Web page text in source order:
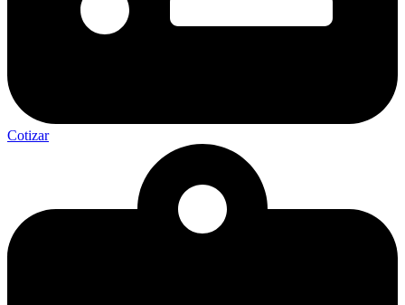
Cotizar